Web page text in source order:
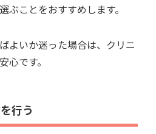
ぶことをおすすめします。
よいか迷った場合は、クリニ
心です。
行う